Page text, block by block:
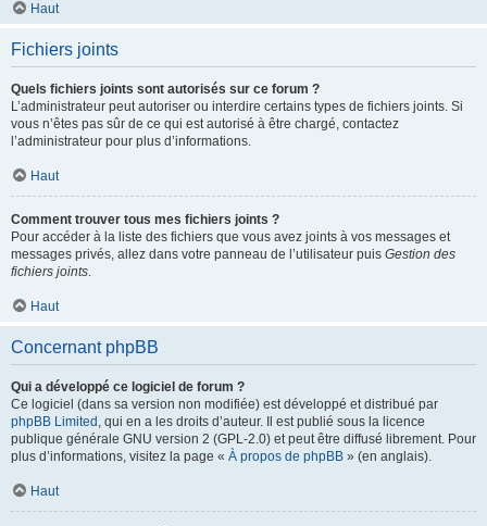
Haut
Fichiers joints
Quels fichiers joints sont autorisés sur ce forum ?
L’administrateur peut autoriser ou interdire certains types de fichiers joints. Si
vous n’êtes pas sûr de ce qui est autorisé à être chargé, contactez
l’administrateur pour plus d’informations.
Haut
Comment trouver tous mes fichiers joints ?
Pour accéder à la liste des fichiers que vous avez joints à vos messages et
messages privés, allez dans votre panneau de l’utilisateur puis Gestion des
fichiers joints.
Haut
Concernant phpBB
Qui a développé ce logiciel de forum ?
Ce logiciel (dans sa version non modifiée) est développé et distribué par
phpBB Limited , qui en a les droits d’auteur. Il est publié sous la licence
publique générale GNU version 2 (GPL-2.0) et peut être diffusé librement. Pour
plus d’informations, visitez la page « À propos de phpBB » (en anglais).
Haut